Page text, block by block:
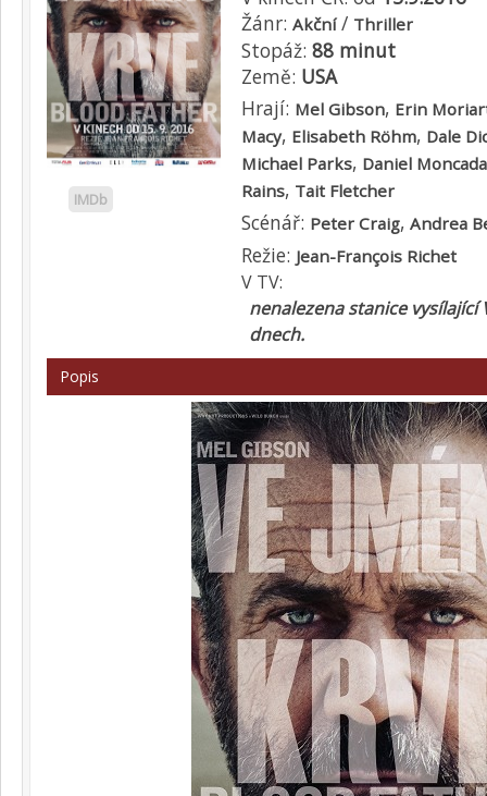
IMDb
Žánr: Akční/ Thriller
Stopáž: 88 minut
Země: USA
Hrají: Mel Gibson, Erin
Macy, Elisabeth Röhm, Dale
Michael Parks, Daniel Moncada
Rains, Tait Fletcher
Scénář: Peter Craig, Andrea
Režie: Jean-François Richet
V TV:
nenalezena stanice vysílající
dnech.
Popis